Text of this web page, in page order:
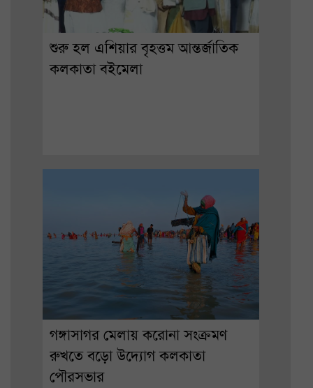
শুরু হল এশিয়ার বৃহত্তম আন্তর্জাতিক
কলকাতা বইমেলা
গঙ্গাসাগর মেলায় করোনা সংক্রমণ
রুখতে বড়ো উদ্যোগ কলকাতা
পৌরসভার